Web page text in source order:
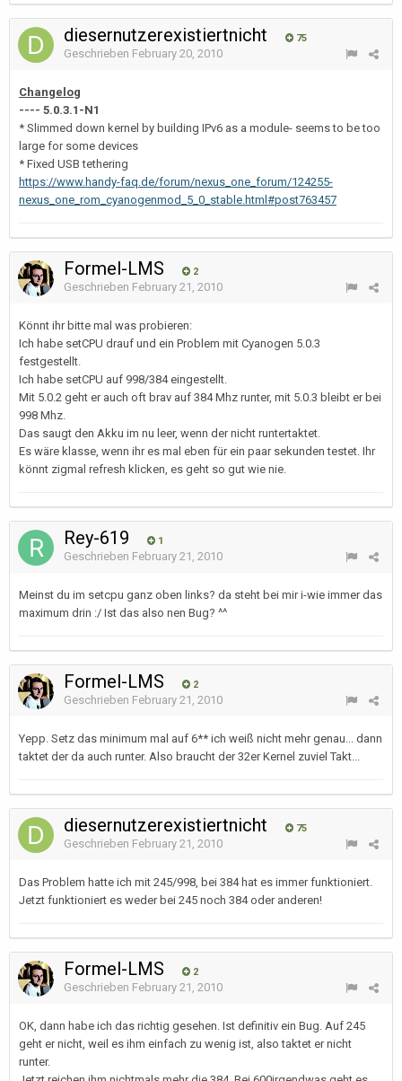
diesernutzerexistiertnicht 75
Geschrieben February 20, 2010
Changelog
---- 5.0.3.1-N1
* Slimmed down kernel by building IPv6 as a module- seems to be too
large for some devices
* Fixed USB tethering
https://www.handy-faq.de/forum/nexus_one_forum/124255-
nexus_one_rom_cyanogenmod_5_0_stable.html#post763457
Formel-LMS 2
Geschrieben February 21, 2010
Könnt ihr bitte mal was probieren:
Ich habe setCPU drauf und ein Problem mit Cyanogen 5.0.3
festgestellt.
Ich habe setCPU auf 998/384 eingestellt.
Mit 5.0.2 geht er auch oft brav auf 384 Mhz runter, mit 5.0.3 bleibt er bei
998 Mhz.
Das saugt den Akku im nu leer, wenn der nicht runtertaktet.
Es wäre klasse, wenn ihr es mal eben für ein paar sekunden testet. Ihr
könnt zigmal refresh klicken, es geht so gut wie nie.
Rey-619 1
Geschrieben February 21, 2010
Meinst du im setcpu ganz oben links? da steht bei mir i-wie immer das
maximum drin :/ Ist das also nen Bug? ^^
Formel-LMS 2
Geschrieben February 21, 2010
Yepp. Setz das minimum mal auf 6** ich weiß nicht mehr genau... dann
taktet der da auch runter. Also braucht der 32er Kernel zuviel Takt...
diesernutzerexistiertnicht 75
Geschrieben February 21, 2010
Das Problem hatte ich mit 245/998, bei 384 hat es immer funktioniert.
Jetzt funktioniert es weder bei 245 noch 384 oder anderen!
Formel-LMS 2
Geschrieben February 21, 2010
OK, dann habe ich das richtig gesehen. Ist definitiv ein Bug. Auf 245
geht er nicht, weil es ihm einfach zu wenig ist, also taktet er nicht
runter.